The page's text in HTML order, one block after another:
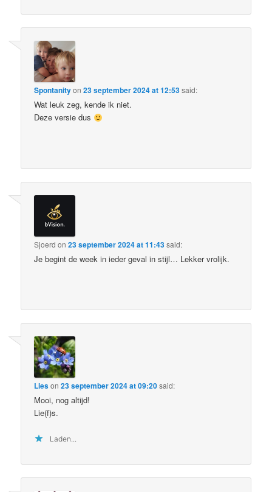
Spontanityon23 september 2024 at 12:53said:
Wat leuk zeg, kende ik niet.
Deze versie dus
Sjoerd on23 september 2024 at 11:43said:
Je begint de week in ieder geval in stijl… Lekker vrolijk.
Lieson23 september 2024 at 09:20said:
Mooi, nog altijd!
Lie(f)s.
Laden...